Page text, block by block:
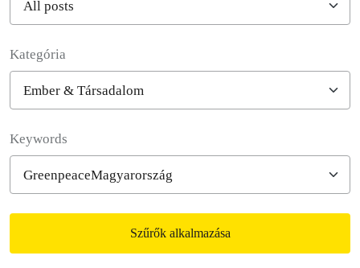
Kategória
Keywords
Szűrők alkalmazása